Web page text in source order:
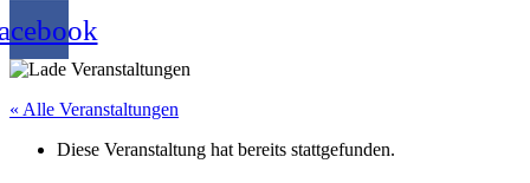
« Alle Veranstaltungen
Diese Veranstaltung hat bereits stattgefunden.